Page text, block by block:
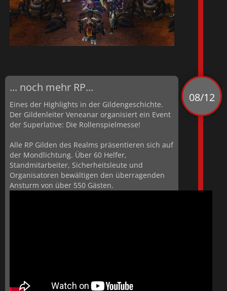
... noch mehr RP...
Eines der Highlights in der Gildengeschichte.
Der Gildenleiter Veneanar organisiert ein Event
der Superlative: Die Rollenspielmesse!
Alle RP Gilden des Realms präsentieren sich auf
der Mondlichtung. Über 60 Helfer,
Standmitarbeiter, Sicherheitsleute und
Organisatoren bewältigen den überragenden
Ansturm von über 550 Gästen.
08/12